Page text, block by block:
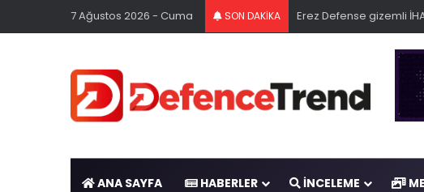
7 Ağustos 2026 - Cuma SON DAKİKA Erez Defense gizemli
ANA SAYFA HABERLER İNCELEME